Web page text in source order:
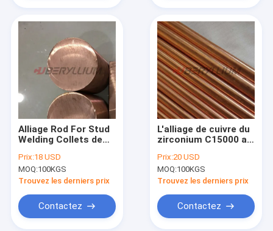
Alliage Rod For Stud
Welding Collets de
chrome de l'en cuivre
C18000 et astuces
Prix:18 USD
MOQ:100KGS
Trouvez les derniers prix
Contactez
L'alliage de cuivre du
zirconium C15000 a
- 8mm en forme de
crayon
Prix:20 USD
MOQ:100KGS
Trouvez les derniers prix
Contactez